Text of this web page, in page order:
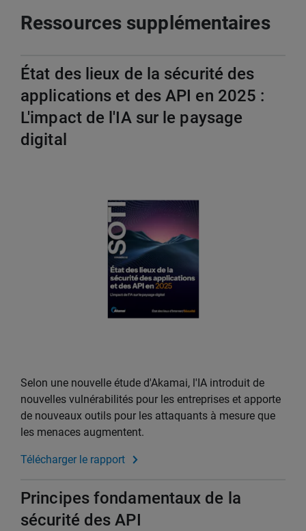
Ressources supplémentaires
État des lieux de la sécurité des
applications et des API en 2025 :
L'impact de l'IA sur le paysage
digital
Selon une nouvelle étude d'Akamai, l'IA introduit de
nouvelles vulnérabilités pour les entreprises et apporte
de nouveaux outils pour les attaquants à mesure que
les menaces augmentent.
Télécharger le rapport
Principes fondamentaux de la
sécurité des API